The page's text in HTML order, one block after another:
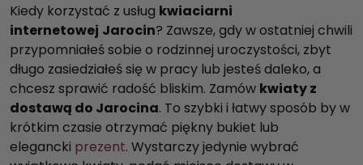
Kiedy korzystać z usług kwiaciarni
internetowej Jarocin? Zawsze, gdy w ostatniej chwili
przypomniałeś sobie o rodzinnej uroczystości, zbyt
długo zasiedziałeś się w pracy lub jesteś daleko, a
chcesz sprawić radość bliskim. Zamów kwiaty z
dostawą do Jarocina. To szybki i łatwy sposób by w
krótkim czasie otrzymać piękny bukiet lub
elegancki prezent. Wystarczy jedynie wybrać